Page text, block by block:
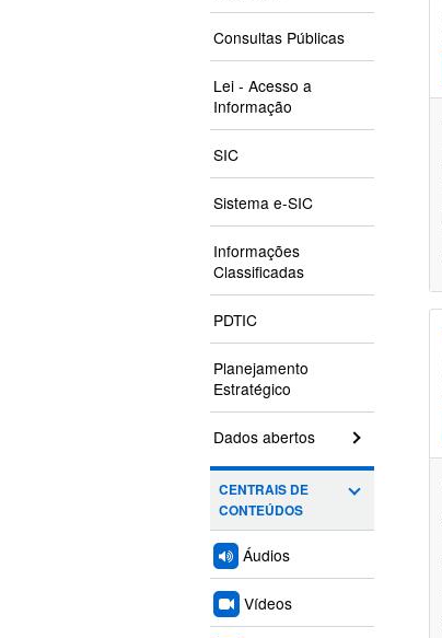
Consultas Públicas
Lei - Acesso a
Informação
SIC
Sistema e-SIC
Informações
Classificadas
PDTIC
Planejamento
Estratégico
Dados abertos
CENTRAIS DE
CONTEÚDOS
Áudios
Vídeos